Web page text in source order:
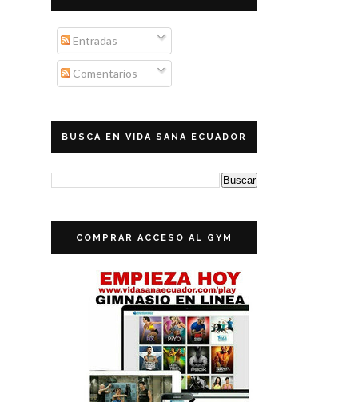
Entradas
Comentarios
BUSCA EN VIDA SANA ECUADOR
COMPRAR ACCESO AL GYM